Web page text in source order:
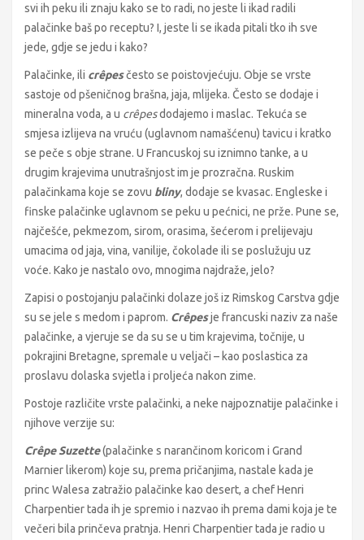
svi ih peku ili znaju kako se to radi, no jeste li ikad radili
palačinke baš po receptu? I, jeste li se ikada pitali tko ih sve
jede, gdje se jedu i kako?
Palačinke, ili crêpesčesto se poistovjećuju. Obje se vrste
sastoje od pšeničnog brašna, jaja, mlijeka. Često se dodaje i
mineralna voda, a u crêpesdodajemo i maslac. Tekuća se
smjesa izlijeva na vruću (uglavnom namašćenu) tavicu i kratko
se peče s obje strane. U Francuskoj su iznimno tanke, a u
drugim krajevima unutrašnjost im je prozračna. Ruskim
palačinkama koje se zovu bliny, dodaje se kvasac. Engleske i
finske palačinke uglavnom se peku u pećnici, ne prže. Pune se,
najčešće, pekmezom, sirom, orasima, šećerom i prelijevaju
umacima od jaja, vina, vanilije, čokolade ili se poslužuju uz
voće. Kako je nastalo ovo, mnogima najdraže, jelo?
Zapisi o postojanju palačinki dolaze još iz Rimskog Carstva gdje
su se jele s medom i paprom. Crêpesje francuski naziv za naše
palačinke, a vjeruje se da su se u tim krajevima, točnije, u
pokrajini Bretagne, spremale u veljači – kao poslastica za
proslavu dolaska svjetla i proljeća nakon zime.
Postoje različite vrste palačinki, a neke najpoznatije palačinke i
njihove verzije su:
Crêpe Suzette(palačinke s narančinom koricom i Grand
Marnier likerom) koje su, prema pričanjima, nastale kada je
princ Walesa zatražio palačinke kao desert, a chef Henri
Charpentier tada ih je spremio i nazvao ih prema dami koja je te
večeri bila prinčeva pratnja. Henri Charpentier tada je radio u